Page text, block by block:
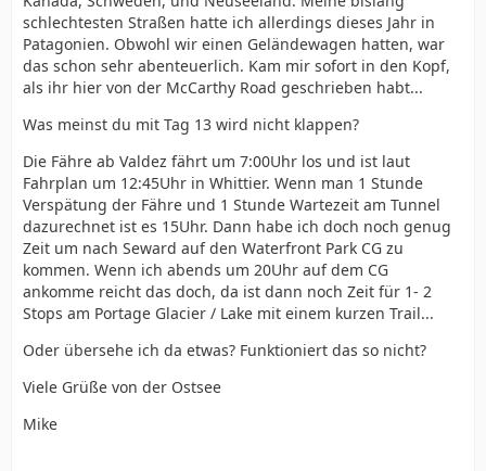
schlechtesten Straßen hatte ich allerdings dieses Jahr in
Patagonien. Obwohl wir einen Geländewagen hatten, war
das schon sehr abenteuerlich. Kam mir sofort in den Kopf,
als ihr hier von der McCarthy Road geschrieben habt...
Was meinst du mit Tag 13 wird nicht klappen?
Die Fähre ab Valdez fährt um 7:00Uhr los und ist laut
Fahrplan um 12:45Uhr in Whittier. Wenn man 1 Stunde
Verspätung der Fähre und 1 Stunde Wartezeit am Tunnel
dazurechnet ist es 15Uhr. Dann habe ich doch noch genug
Zeit um nach Seward auf den Waterfront Park CG zu
kommen. Wenn ich abends um 20Uhr auf dem CG
ankomme reicht das doch, da ist dann noch Zeit für 1- 2
Stops am Portage Glacier / Lake mit einem kurzen Trail...
Oder übersehe ich da etwas? Funktioniert das so nicht?
Viele Grüße von der Ostsee
Mike